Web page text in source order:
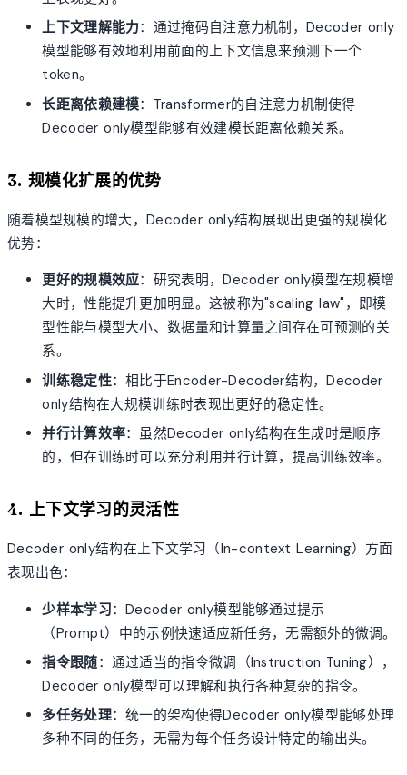
上下文理解能力：通过掩码自注意力机制，Decoder only
模型能够有效地利用前面的上下文信息来预测下一个
token。
长距离依赖建模：Transformer的自注意力机制使得
Decoder only模型能够有效建模长距离依赖关系。
3. 规模化扩展的优势
随着模型规模的增大，Decoder only结构展现出更强的规模化
优势：
更好的规模效应：研究表明，Decoder only模型在规模增
大时，性能提升更加明显。这被称为"scaling law"，即模
型性能与模型大小、数据量和计算量之间存在可预测的关
系。
训练稳定性：相比于Encoder-Decoder结构，Decoder
only结构在大规模训练时表现出更好的稳定性。
并行计算效率：虽然Decoder only结构在生成时是顺序
的，但在训练时可以充分利用并行计算，提高训练效率。
4. 上下文学习的灵活性
Decoder only结构在上下文学习（In-context Learning）方面
表现出色：
少样本学习：Decoder only模型能够通过提示
（Prompt）中的示例快速适应新任务，无需额外的微调。
指令跟随：通过适当的指令微调（Instruction Tuning），
Decoder only模型可以理解和执行各种复杂的指令。
多任务处理：统一的架构使得Decoder only模型能够处理
多种不同的任务，无需为每个任务设计特定的输出头。